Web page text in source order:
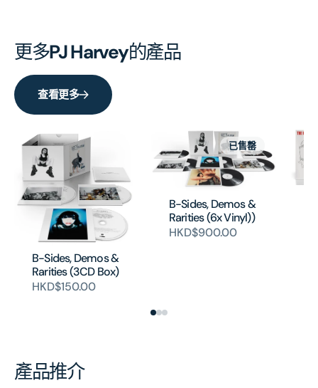
更多PJ Harvey的產品
查看更多
B-Sides, Demos &
Rarities (3CD Box)
HKD$150.00
B-Sides, Demos &
Rarities (6x Vinyl))
HKD$900.00
已售罄
產品推介